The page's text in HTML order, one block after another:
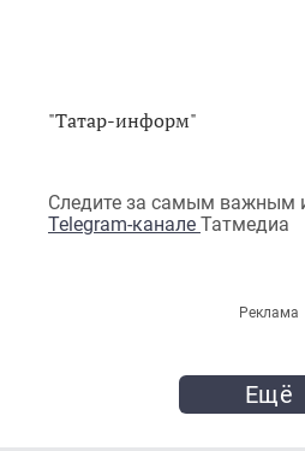
"Татар-информ"
Следите за самым важным
Telegram-канале Татмедиа
Реклама
Ещё